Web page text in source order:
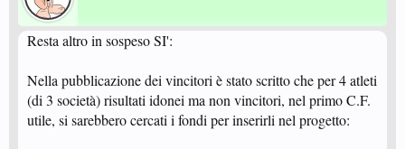
Resta altro in sospeso SI':
Nella pubblicazione dei vincitori è stato scritto che per 4 atleti
(di 3 società) risultati idonei ma non vincitori, nel primo C.F.
utile, si sarebbero cercati i fondi per inserirli nel progetto: